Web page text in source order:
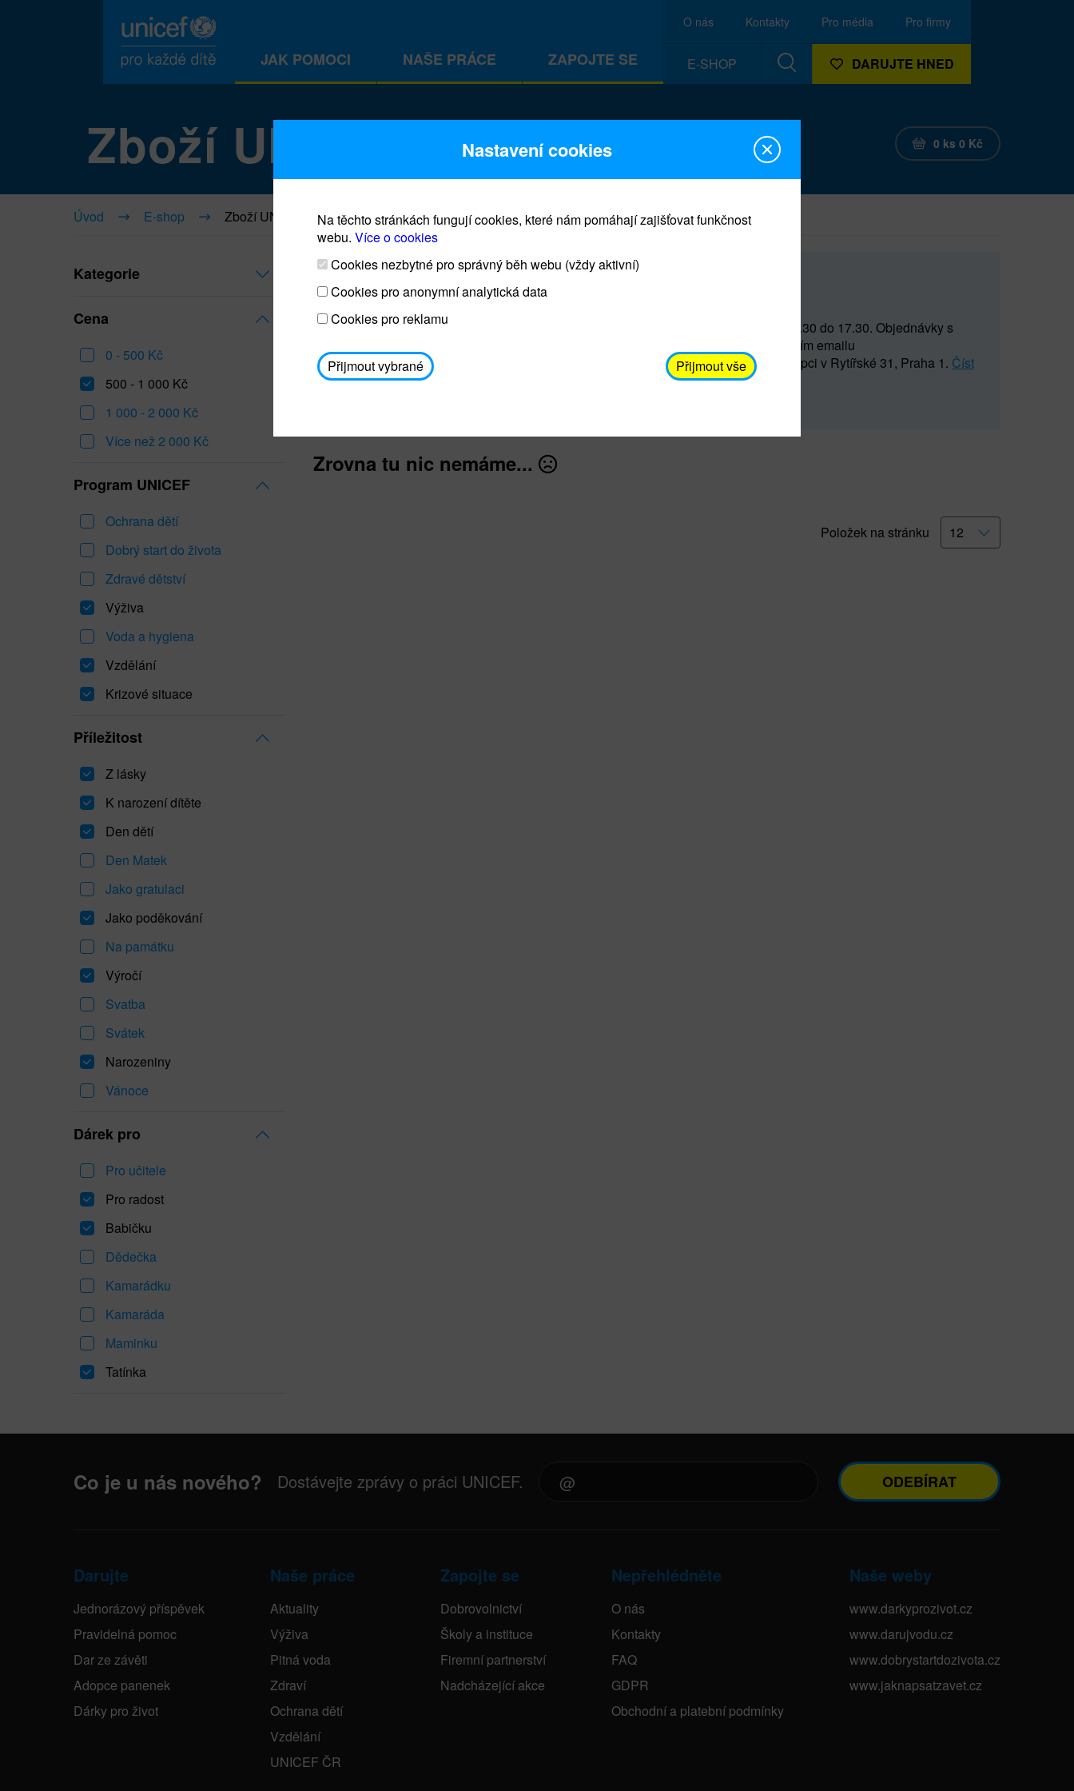
JAK POMOCI NAŠE PRÁCE ZAPOJTE SE
O nás Kontakty Pro média Pro firmy
E-SHOP DARUJTE HNED
Zboží UNICEF 0 ks 0 Kč
Úvod E-shop Zboží UNICEF
Kategorie
Cena
0 - 500 Kč
500 - 1 000 Kč
1 000 - 2 000 Kč
Více než 2 000 Kč
Program UNICEF
Ochrana dětí
Dobrý start do života
Zdravé dětství
Výživa
Voda a hygiena
Vzdělání
Krizové situace
Příležitost
Z lásky
K narození dítěte
Den dětí
Den Matek
Jako gratulaci
Jako poděkování
Na památku
Výročí
Svatba
Svátek
Narozeniny
Vánoce
Dárek pro
Pro učitele
Pro radost
Babičku
Dědečka
Kamarádku
Kamaráda
Maminku
Tatínka
Prodej blahopřání a dárků UNICEF
Prodejna UNICEF bude otevřena každý čtvrtek o 11 do 15 a od 15.30 do 17.30. Objednávky s
osobním odběrem je možné vyzvednout po domluvě (prostřednictvím emailu
avodickova@unicef.cz nebo telefonním čísle 606 655 547) na recepci v Rytířské 31, Praha 1. Číst
dále
Zrovna tu nic nemáme...
Položek na stránku
Co je u nás nového? Dostávejte zprávy o práci UNICEF. ODEBÍRAT
Darujte
Jednorázový příspěvek
Pravidelná pomoc
Dar ze závěti
Adopce panenek
Dárky pro život
Naše práce
Aktuality
Výživa
Pitná voda
Zdraví
Ochrana dětí
Vzdělání
UNICEF ČR
Zapojte se
Dobrovolnictví
Školy a instituce
Firemní partnerství
Nadcházející akce
Nepřehlédněte
O nás
Kontakty
FAQ
GDPR
Obchodní a platební podmínky
Naše weby
www.darkyprozivot.cz
www.darujvodu.cz
www.dobrystartdozivota.cz
www.jaknapsatzavet.cz
Nastavení cookies
Na těchto stránkách fungují cookies, které nám pomáhají zajišťovat funkčnost
webu. Více o cookies
Cookies nezbytné pro správný běh webu (vždy aktivní)
Cookies pro anonymní analytická data
Cookies pro reklamu
Přijmout vybrané Přijmout vše